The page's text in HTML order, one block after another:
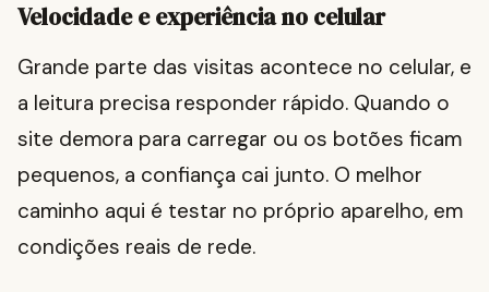
Velocidade e experiência no celular
Grande parte das visitas acontece no celular, e
a leitura precisa responder rápido. Quando o
site demora para carregar ou os botões ficam
pequenos, a confiança cai junto. O melhor
caminho aqui é testar no próprio aparelho, em
condições reais de rede.